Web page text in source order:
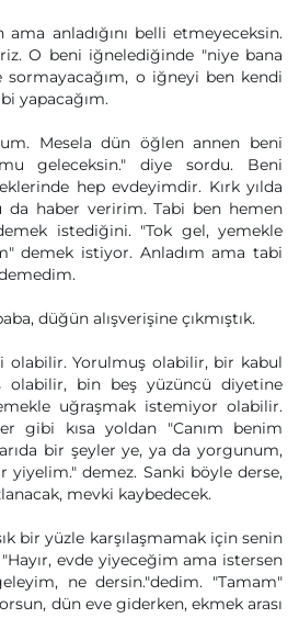
ama anladığını belli etmeyeceksin.
O beni iğnelediğinde "niye bana
sormayacağım, o iğneyi ben kendi
yapacağım.
Mesela dün öğlen annen beni
geleceksin." diye sordu. Beni
hep evdeyimdir. Kırk yılda
da haber veririm. Tabi ben hemen
istediğini. "Tok gel, yemekle
demek istiyor. Anladım ama tabi
düğün alışverişine çıkmıştık.
olabilir. Yorulmuş olabilir, bir kabul
bin beş yüzüncü diyetine
uğraşmak istemiyor olabilir.
gibi kısa yoldan "Canım benim
bir şeyler ye, ya da yorgunum,
demez. Sanki böyle derse,
mevki kaybedecek.
bir yüzle karşılaşmamak için senin
evde yiyeceğim ama istersen
ne dersin."dedim. "Tamam"
dün eve giderken, ekmek arası